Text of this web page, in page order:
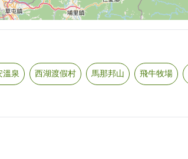
溫泉 西湖渡假村 馬那邦山 飛牛牧場